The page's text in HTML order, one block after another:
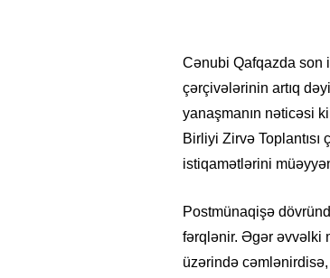
Cənubi Qafqazda son
çərçivələrinin artıq
yanaşmanın nəticəsi
Birliyi Zirvə
istiqamətlərini
Postmünaqişə
fərqlənir. Əgər əvvəlki
üzərində cəmlənirdisə,